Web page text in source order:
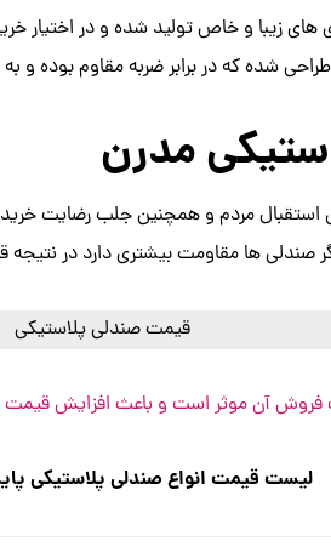
های زیبا و‌ خاص تولید شده و در اختیار
شده که در برابر ضربه مقاوم بوده و
مدرن
استقبال مردم و همچنین جلب رضایت
صندلی ها مقاومت بیشتری دارد در نتیجه
فروش آن موثر است و باعث افزایش
لیست قیمت انواع صندلی پلاستیکی